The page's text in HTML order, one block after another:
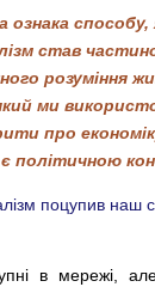
ознака способу,
став
розуміння
ми
про
є політичною
поцупив наш
в мережі, але